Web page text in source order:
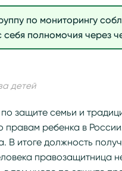
по мониторингу
полномочия через
детей
защите семьи и
ребенка в
В итоге должность
правозащитница